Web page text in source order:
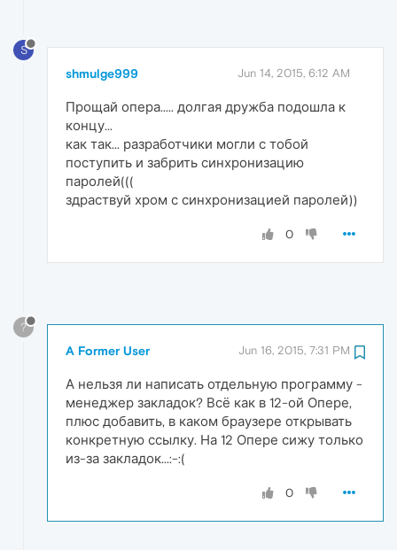
S
shmulge999 Jun 14, 2015, 6:12 AM
Прощай опера..... долгая дружба подошла к
концу...
как так... разработчики могли с тобой
поступить и забрить синхронизацию
паролей(((
здраствуй хром с синхронизацией паролей))
0
?
A Former User Jun 16, 2015, 7:31 PM
А нельзя ли написать отдельную программу -
менеджер закладок? Всё как в 12-ой Опере,
плюс добавить, в каком браузере открывать
конкретную ссылку. На 12 Опере сижу только
из-за закладок...:-:(
0